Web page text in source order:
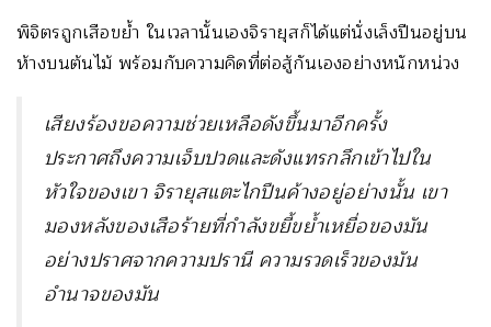
พิจิตรถูกเสือขย้ำ ในเวลานั้นเองจิรายุสก็ได้แต่นั่งเล็งปืนอยู่บน
ห้างบนต้นไม้ พร้อมกับความคิดที่ต่อสู้กันเองอย่างหนักหน่วง
เสียงร้องขอความช่วยเหลือดังขึ้นมาอีกครั้ง
ประกาศถึงความเจ็บปวดและดังแทรกลึกเข้าไปใน
หัวใจของเขา จิรายุสแตะไกปืนค้างอยู่อย่างนั้น เขา
มองหลังของเสือร้ายที่กำลังขยี้ขย้ำเหยื่อของมัน
อย่างปราศจากความปรานี ความรวดเร็วของมัน
อำนาจของมัน